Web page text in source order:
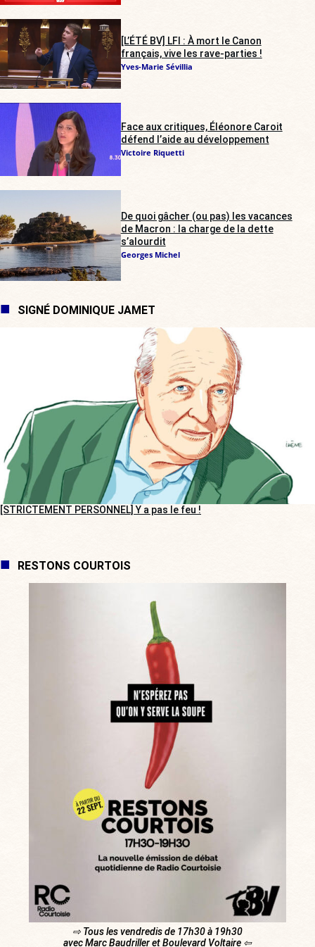
[L’ÉTÉ BV] LFI : À mort le Canon
français, vive les rave-parties !
Yves-Marie Sévillia
Face aux critiques, Éléonore Caroit
défend l’aide au développement
Victoire Riquetti
De quoi gâcher (ou pas) les vacances
de Macron : la charge de la dette
s’alourdit
Georges Michel
SIGNÉ DOMINIQUE JAMET
[STRICTEMENT PERSONNEL] Y a pas le feu !
RESTONS COURTOIS
⇨ Tous les vendredis de 17h30 à 19h30
avec Marc Baudriller et Boulevard Voltaire ⇦